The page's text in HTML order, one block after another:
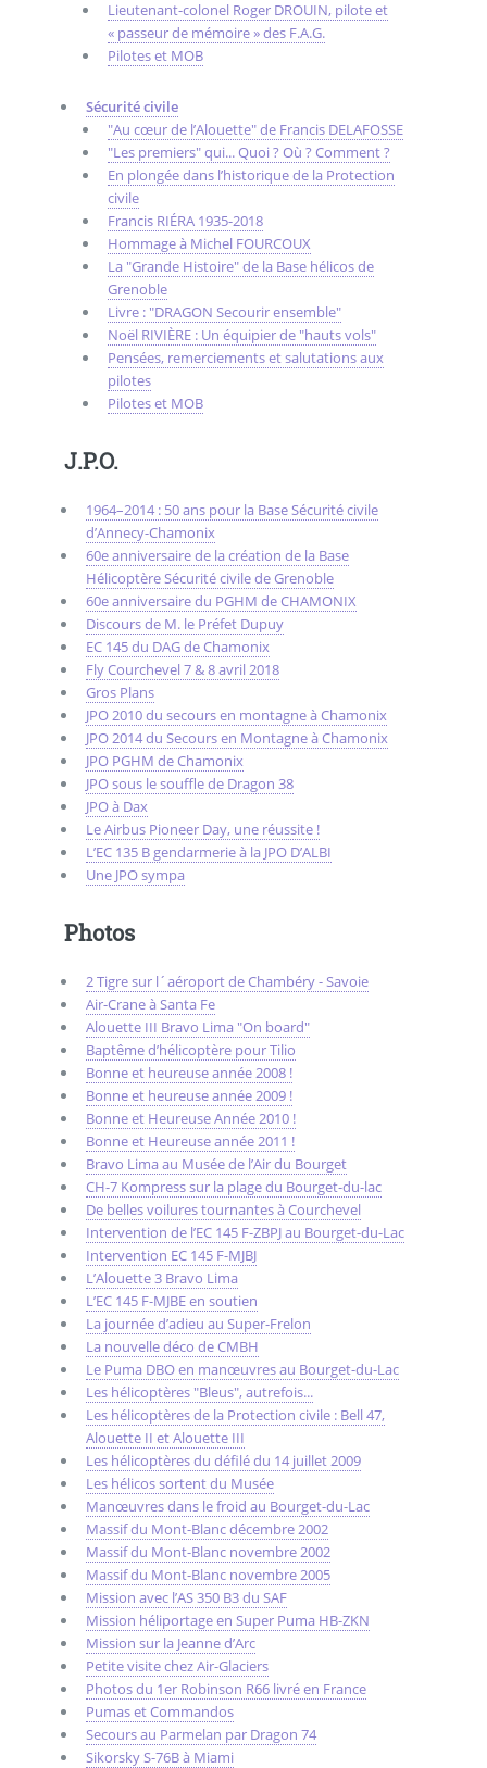
Lieutenant-colonel Roger DROUIN, pilote et
« passeur de mémoire » des F.A.G.
Pilotes et MOB
Sécurité civile
"Au cœur de l’Alouette" de Francis DELAFOSSE
"Les premiers" qui... Quoi ? Où ? Comment ?
En plongée dans l’historique de la Protection
civile
Francis RIÉRA 1935-2018
Hommage à Michel FOURCOUX
La "Grande Histoire" de la Base hélicos de
Grenoble
Livre : "DRAGON Secourir ensemble"
Noël RIVIÈRE : Un équipier de "hauts vols"
Pensées, remerciements et salutations aux
pilotes
Pilotes et MOB
J.P.O.
1964–2014 : 50 ans pour la Base Sécurité civile
d’Annecy-Chamonix
60e anniversaire de la création de la Base
Hélicoptère Sécurité civile de Grenoble
60e anniversaire du PGHM de CHAMONIX
Discours de M. le Préfet Dupuy
EC 145 du DAG de Chamonix
Fly Courchevel 7 & 8 avril 2018
Gros Plans
JPO 2010 du secours en montagne à Chamonix
JPO 2014 du Secours en Montagne à Chamonix
JPO PGHM de Chamonix
JPO sous le souffle de Dragon 38
JPO à Dax
Le Airbus Pioneer Day, une réussite !
L’EC 135 B gendarmerie à la JPO D’ALBI
Une JPO sympa
Photos
2 Tigre sur l´aéroport de Chambéry - Savoie
Air-Crane à Santa Fe
Alouette III Bravo Lima "On board"
Baptême d’hélicoptère pour Tilio
Bonne et heureuse année 2008 !
Bonne et heureuse année 2009 !
Bonne et Heureuse Année 2010 !
Bonne et Heureuse année 2011 !
Bravo Lima au Musée de l’Air du Bourget
CH-7 Kompress sur la plage du Bourget-du-lac
De belles voilures tournantes à Courchevel
Intervention de l’EC 145 F-ZBPJ au Bourget-du-Lac
Intervention EC 145 F-MJBJ
L’Alouette 3 Bravo Lima
L’EC 145 F-MJBE en soutien
La journée d’adieu au Super-Frelon
La nouvelle déco de CMBH
Le Puma DBO en manœuvres au Bourget-du-Lac
Les hélicoptères "Bleus", autrefois...
Les hélicoptères de la Protection civile : Bell 47,
Alouette II et Alouette III
Les hélicoptères du défilé du 14 juillet 2009
Les hélicos sortent du Musée
Manœuvres dans le froid au Bourget-du-Lac
Massif du Mont-Blanc décembre 2002
Massif du Mont-Blanc novembre 2002
Massif du Mont-Blanc novembre 2005
Mission avec l’AS 350 B3 du SAF
Mission héliportage en Super Puma HB-ZKN
Mission sur la Jeanne d’Arc
Petite visite chez Air-Glaciers
Photos du 1er Robinson R66 livré en France
Pumas et Commandos
Secours au Parmelan par Dragon 74
Sikorsky S-76B à Miami